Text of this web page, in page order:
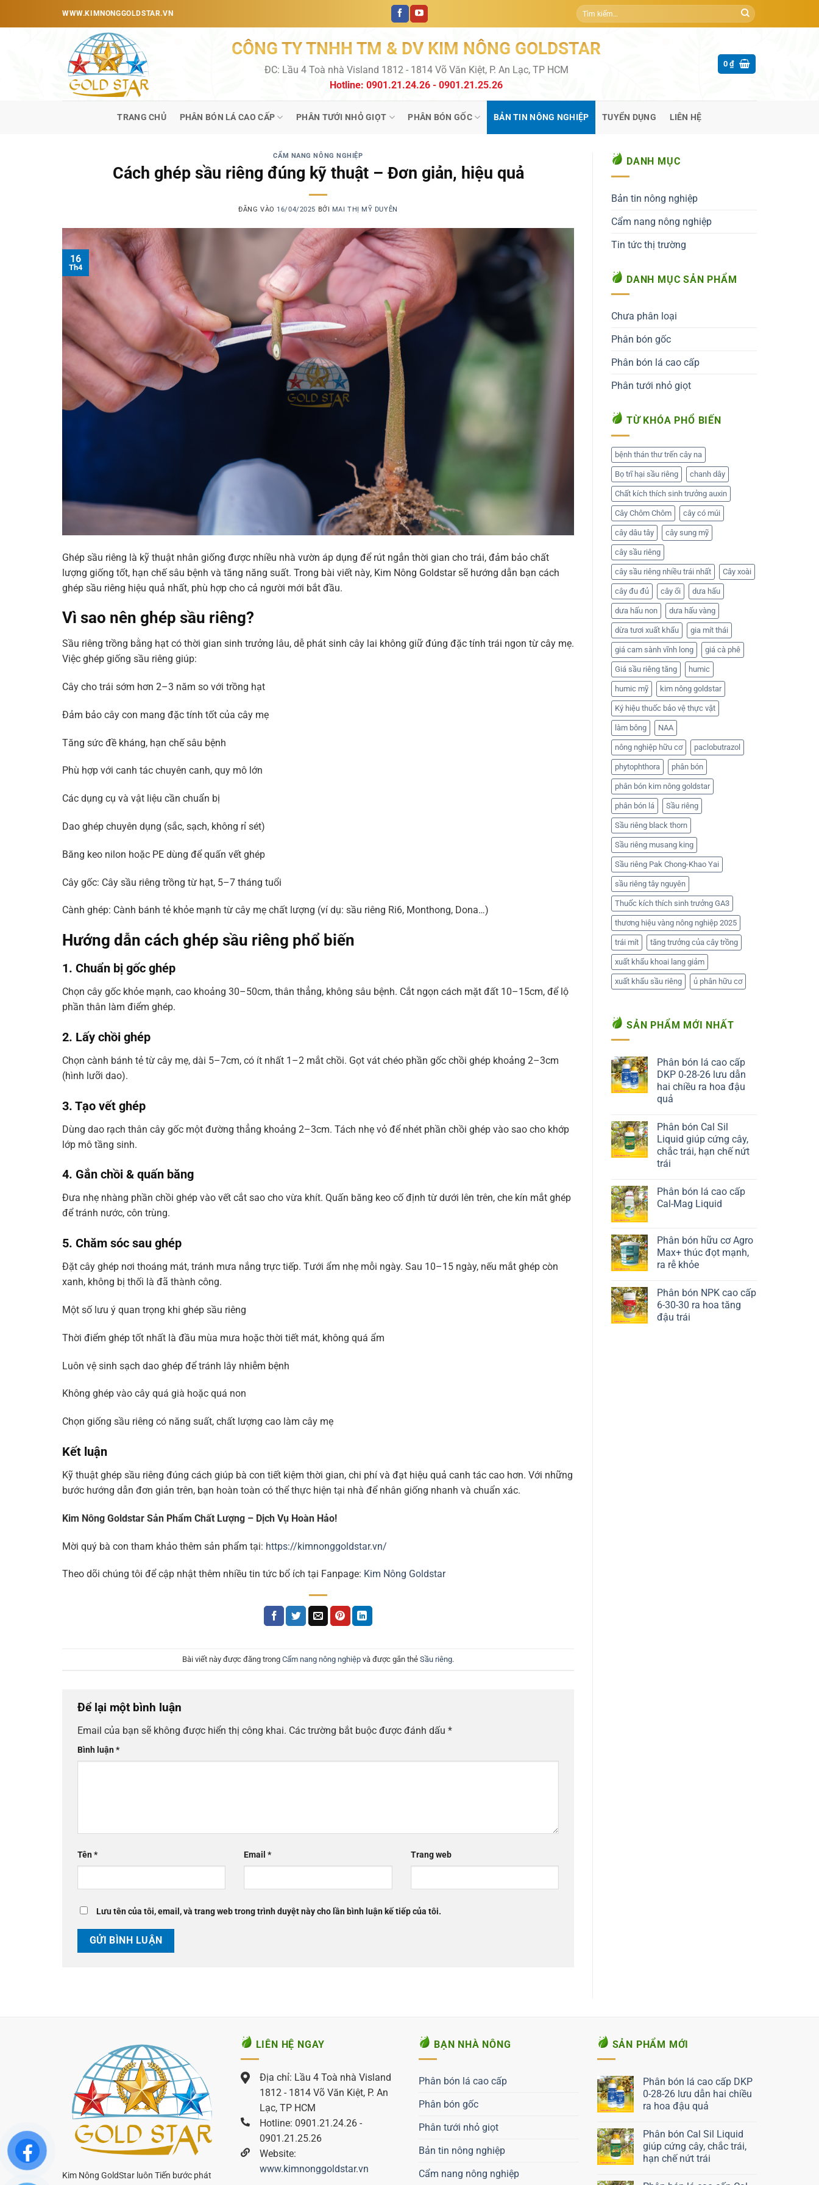
WWW.KIMNONGGOLDSTAR.VN
Tìm
kiếm:
CÔNG TY TNHH TM & DV KIM NÔNG GOLDSTAR
ĐC: Lầu 4 Toà nhà Visland 1812 - 1814 Võ Văn Kiệt, P. An Lạc, TP HCM
Hotline: 0901.21.24.26 - 0901.21.25.26
0₫
TRANG CHỦ PHÂN BÓN LÁ CAO CẤP PHÂN TƯỚI NHỎ GIỌT PHÂN BÓN GỐC BẢN TIN NÔNG NGHIỆP TUYỂN DỤNG LIÊN HỆ
CẨM NANG NÔNG NGHIỆP
Cách ghép sầu riêng đúng kỹ thuật – Đơn giản, hiệu quả
ĐĂNG VÀO 16/04/2025 BỞI MAI THỊ MỸ DUYÊN
16
Th4
Ghép sầu riêng là kỹ thuật nhân giống được nhiều nhà vườn áp dụng để rút ngắn thời gian cho trái, đảm bảo chất
lượng giống tốt, hạn chế sâu bệnh và tăng năng suất. Trong bài viết này, Kim Nông Goldstar sẽ hướng dẫn bạn cách
ghép sầu riêng hiệu quả nhất, phù hợp cho cả người mới bắt đầu.
Vì sao nên ghép sầu riêng?
Sầu riêng trồng bằng hạt có thời gian sinh trưởng lâu, dễ phát sinh cây lai không giữ đúng đặc tính trái ngon từ cây mẹ.
Việc ghép giống sầu riêng giúp:
Cây cho trái sớm hơn 2–3 năm so với trồng hạt
Đảm bảo cây con mang đặc tính tốt của cây mẹ
Tăng sức đề kháng, hạn chế sâu bệnh
Phù hợp với canh tác chuyên canh, quy mô lớn
Các dụng cụ và vật liệu cần chuẩn bị
Dao ghép chuyên dụng (sắc, sạch, không rỉ sét)
Băng keo nilon hoặc PE dùng để quấn vết ghép
Cây gốc: Cây sầu riêng trồng từ hạt, 5–7 tháng tuổi
Cành ghép: Cành bánh tẻ khỏe mạnh từ cây mẹ chất lượng (ví dụ: sầu riêng Ri6, Monthong, Dona…)
Hướng dẫn cách ghép sầu riêng phổ biến
1. Chuẩn bị gốc ghép
Chọn cây gốc khỏe mạnh, cao khoảng 30–50cm, thân thẳng, không sâu bệnh. Cắt ngọn cách mặt đất 10–15cm, để lộ
phần thân làm điểm ghép.
2. Lấy chồi ghép
Chọn cành bánh tẻ từ cây mẹ, dài 5–7cm, có ít nhất 1–2 mắt chồi. Gọt vát chéo phần gốc chồi ghép khoảng 2–3cm
(hình lưỡi dao).
3. Tạo vết ghép
Dùng dao rạch thân cây gốc một đường thẳng khoảng 2–3cm. Tách nhẹ vỏ để nhét phần chồi ghép vào sao cho khớp
lớp mô tầng sinh.
4. Gắn chồi & quấn băng
Đưa nhẹ nhàng phần chồi ghép vào vết cắt sao cho vừa khít. Quấn băng keo cố định từ dưới lên trên, che kín mắt ghép
để tránh nước, côn trùng.
5. Chăm sóc sau ghép
Đặt cây ghép nơi thoáng mát, tránh mưa nắng trực tiếp. Tưới ẩm nhẹ mỗi ngày. Sau 10–15 ngày, nếu mắt ghép còn
xanh, không bị thối là đã thành công.
Một số lưu ý quan trọng khi ghép sầu riêng
Thời điểm ghép tốt nhất là đầu mùa mưa hoặc thời tiết mát, không quá ẩm
Luôn vệ sinh sạch dao ghép để tránh lây nhiễm bệnh
Không ghép vào cây quá già hoặc quá non
Chọn giống sầu riêng có năng suất, chất lượng cao làm cây mẹ
Kết luận
Kỹ thuật ghép sầu riêng đúng cách giúp bà con tiết kiệm thời gian, chi phí và đạt hiệu quả canh tác cao hơn. Với những
bước hướng dẫn đơn giản trên, bạn hoàn toàn có thể thực hiện tại nhà để nhân giống nhanh và chuẩn xác.
Kim Nông Goldstar Sản Phẩm Chất Lượng – Dịch Vụ Hoàn Hảo!
Mời quý bà con tham khảo thêm sản phẩm tại: https://kimnonggoldstar.vn/
Theo dõi chúng tôi để cập nhật thêm nhiều tin tức bổ ích tại Fanpage: Kim Nông Goldstar
Bài viết này được đăng trong Cẩm nang nông nghiệp và được gắn thẻ Sầu riêng.
Để lại một bình luận
Email của bạn sẽ không được hiển thị công khai. Các trường bắt buộc được đánh dấu *
Bình luận*
Tên* Email* Trang web
Lưu tên của tôi, email, và trang web trong trình duyệt này cho lần bình luận kế tiếp của tôi.
DANH MỤC
Bản tin nông nghiệp
Cẩm nang nông nghiệp
Tin tức thị trường
DANH MỤC SẢN PHẨM
Chưa phân loại
Phân bón gốc
Phân bón lá cao cấp
Phân tưới nhỏ giọt
TỪ KHÓA PHỔ BIẾN
bệnh thán thư trến cây na
Bọ trĩ hại sầu riêng chanh dây
Chất kích thích sinh trưởng auxin
Cây Chôm Chôm cây có múi
cây dâu tây cây sung mỹ
cây sầu riêng
cây sầu riêng nhiều trái nhất Cây xoài
cây đu đủ cây ổi dưa hấu
dưa hấu non dưa hấu vàng
dừa tươi xuất khẩu gia mít thái
giá cam sành vĩnh long giá cà phê
Giá sầu riêng tăng humic
humic mỹ kim nông goldstar
Ký hiệu thuốc bảo vệ thực vật
làm bông NAA
nông nghiệp hữu cơ paclobutrazol
phytophthora phân bón
phân bón kim nông goldstar
phân bón lá Sầu riêng
Sầu riêng black thorn
Sầu riêng musang king
Sầu riêng Pak Chong-Khao Yai
sầu riêng tây nguyên
Thuốc kích thích sinh trưởng GA3
thương hiệu vàng nông nghiệp 2025
trái mít tăng trưởng của cây trồng
xuất khẩu khoai lang giảm
xuất khẩu sầu riêng ủ phân hữu cơ
SẢN PHẨM MỚI NHẤT
Phân bón lá cao cấp
DKP 0-28-26 lưu dẫn
hai chiều ra hoa đậu
quả
Phân bón Cal Sil
Liquid giúp cứng cây,
chắc trái, hạn chế nứt
trái
Phân bón lá cao cấp
Cal-Mag Liquid
Phân bón hữu cơ Agro
Max+ thúc đọt mạnh,
ra rễ khỏe
Phân bón NPK cao cấp
6-30-30 ra hoa tăng
đậu trái
Kim Nông GoldStar luôn Tiến bước phát
LIÊN HỆ NGAY
Địa chỉ: Lầu 4 Toà nhà Visland
1812 - 1814 Võ Văn Kiệt, P. An
Lạc, TP HCM
Hotline: 0901.21.24.26 -
0901.21.25.26
Website:
www.kimnonggoldstar.vn
BẠN NHÀ NÔNG
Phân bón lá cao cấp
Phân bón gốc
Phân tưới nhỏ giọt
Bản tin nông nghiệp
Cẩm nang nông nghiệp
SẢN PHẨM MỚI
Phân bón lá cao cấp DKP
0-28-26 lưu dẫn hai chiều
ra hoa đậu quả
Phân bón Cal Sil Liquid
giúp cứng cây, chắc trái,
hạn chế nứt trái